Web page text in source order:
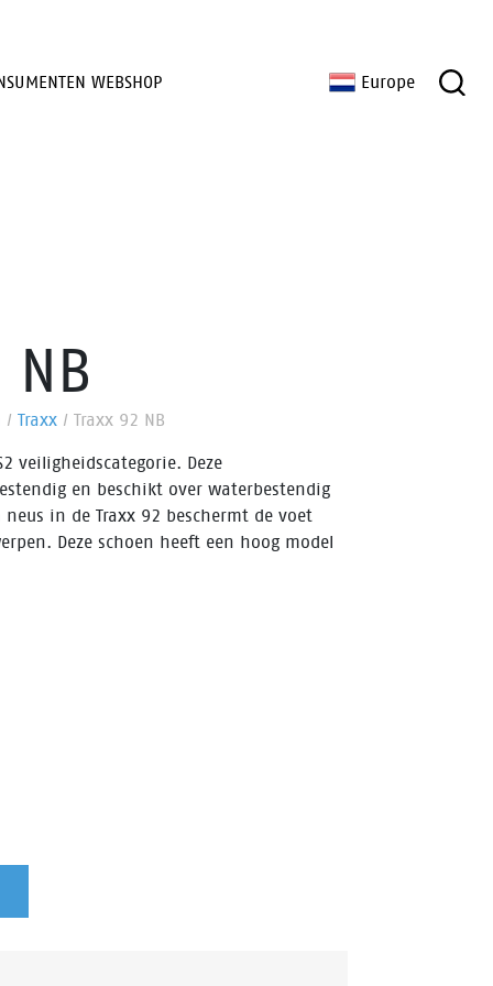
WEBSHOP Europe
/ Traxx/ Traxx 92 NB
veiligheidscategorie. Deze
en beschikt over waterbestendig
in de Traxx 92 beschermt de voet
Deze schoen heeft een hoog model